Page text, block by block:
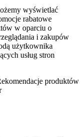
wyświetlać
rabatowe
w oparciu o
i zakupów
użytkownika
usług stron
produktów